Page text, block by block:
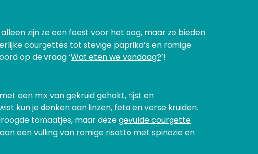
zijn ze een feest voor het oog, maar ze bieden
courgettes tot stevige paprika’s en romige
op de vraag ‘Wat eten we vandaag?’!
een mix van gekruid gehakt, rijst en
kun je denken aan linzen, feta en verse kruiden.
tomaatjes, maar dezegevulde courgette
een vulling van romige risotto met spinazie en